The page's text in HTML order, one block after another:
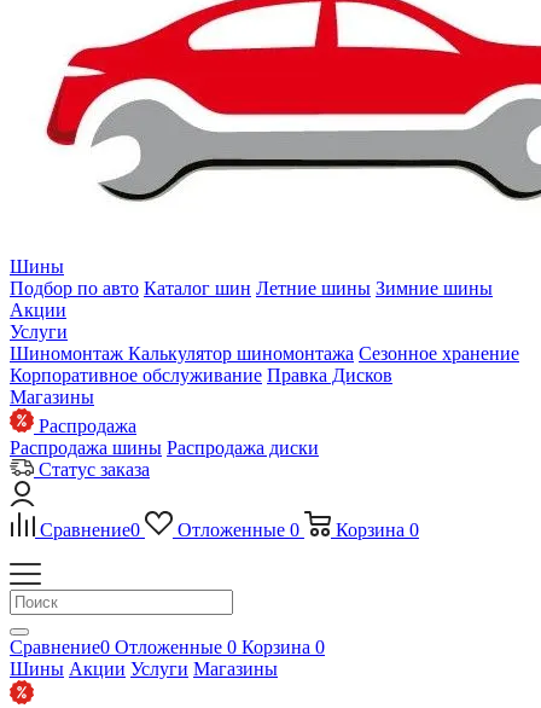
Шины
Подбор по авто Каталог шин Летние шины Зимние шины
Акции
Услуги
Шиномонтаж Калькулятор шиномонтажа Сезонное хранение
Корпоративное обслуживание Правка Дисков
Магазины
Распродажа
Распродажа шины Распродажа диски
Статус заказа
Сравнение0 Отложенные 0 Корзина 0
Сравнение0 Отложенные 0 Корзина 0
Шины Акции Услуги Магазины